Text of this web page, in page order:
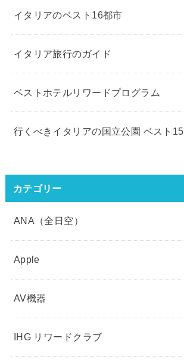
イタリアのベスト16都市
イタリア旅行のガイド
ベストホテルリワードプログラム
行くべきイタリアの国立公園 ベスト15
カテゴリー
ANA（全日空）
Apple
AV機器
IHG リワードクラブ